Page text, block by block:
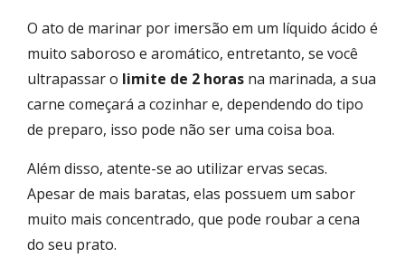
O ato de marinar por imersão em um líquido ácido é
muito saboroso e aromático, entretanto, se você
ultrapassar o limite de 2 horas na marinada, a sua
carne começará a cozinhar e, dependendo do tipo
de preparo, isso pode não ser uma coisa boa.
Além disso, atente-se ao utilizar ervas secas.
Apesar de mais baratas, elas possuem um sabor
muito mais concentrado, que pode roubar a cena
do seu prato.